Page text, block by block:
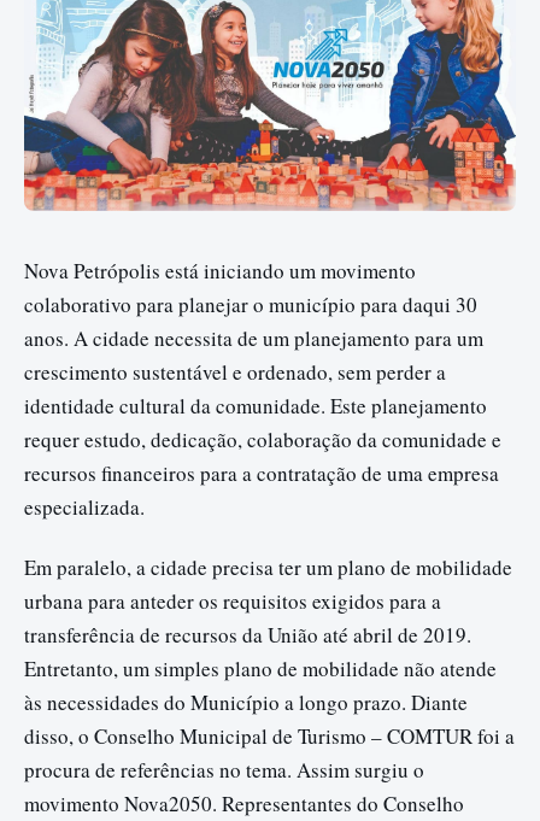
Nova Petrópolis está iniciando um movimento
colaborativo para planejar o município para daqui 30
anos. A cidade necessita de um planejamento para um
crescimento sustentável e ordenado, sem perder a
identidade cultural da comunidade. Este planejamento
requer estudo, dedicação, colaboração da comunidade e
recursos financeiros para a contratação de uma empresa
especializada.
Em paralelo, a cidade precisa ter um plano de mobilidade
urbana para anteder os requisitos exigidos para a
transferência de recursos da União até abril de 2019.
Entretanto, um simples plano de mobilidade não atende
às necessidades do Município a longo prazo. Diante
disso, o Conselho Municipal de Turismo – COMTUR foi a
procura de referências no tema. Assim surgiu o
movimento Nova2050. Representantes do Conselho